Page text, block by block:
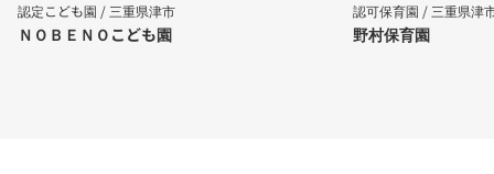
認定こども園 / 三重県津市
ＮＯＢＥＮＯこども園
認可保育園 / 三重県津
野村保育園